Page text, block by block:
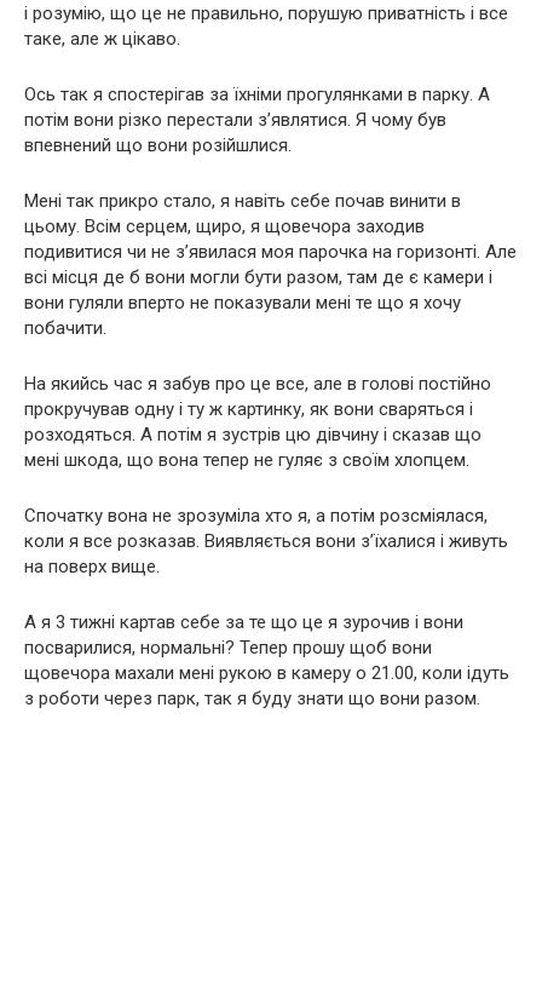
і розумію, що це не правильно, порушую приватність і все
таке, але ж цікаво.
Ось так я спостерігав за їхніми прогулянками в парку. А
потім вони різко перестали з’являтися. Я чому був
впевнений що вони розійшлися.
Мені так прикро стало, я навіть себе почав винити в
цьому. Всім серцем, щиро, я щовечора заходив
подивитися чи не з’явилася моя парочка на горизонті. Але
всі місця де б вони могли бути разом, там де є камери і
вони гуляли вперто не показували мені те що я хочу
побачити.
На якийсь час я забув про це все, але в голові постійно
прокручував одну і ту ж картинку, як вони сваряться і
розходяться. А потім я зустрів цю дівчину і сказав що
мені шкода, що вона тепер не гуляє з своїм хлопцем.
Спочатку вона не зрозуміла хто я, а потім розсміялася,
коли я все розказав. Виявляється вони з’їхалися і живуть
на поверх вище.
А я 3 тижні картав себе за те що це я зурочив і вони
посварилися, нормальні? Тепер прошу щоб вони
щовечора махали мені рукою в камеру о 21.00, коли ідуть
з роботи через парк, так я буду знати що вони разом.